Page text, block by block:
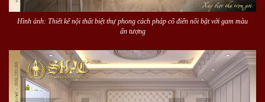
Hình ảnh: Thiết kế nội thất biệt thự phong cách pháp cổ điển nổi bật với gam màu
ấn tượng